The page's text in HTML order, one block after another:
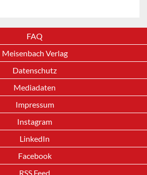
FAQ
Meisenbach Verlag
Datenschutz
Mediadaten
Impressum
Instagram
LinkedIn
Facebook
RSS Feed